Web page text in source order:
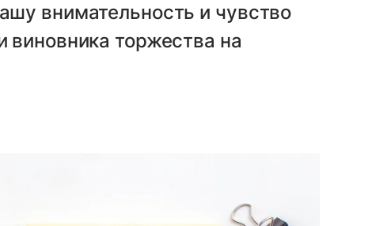
внимательность и чувство
виновника торжества на